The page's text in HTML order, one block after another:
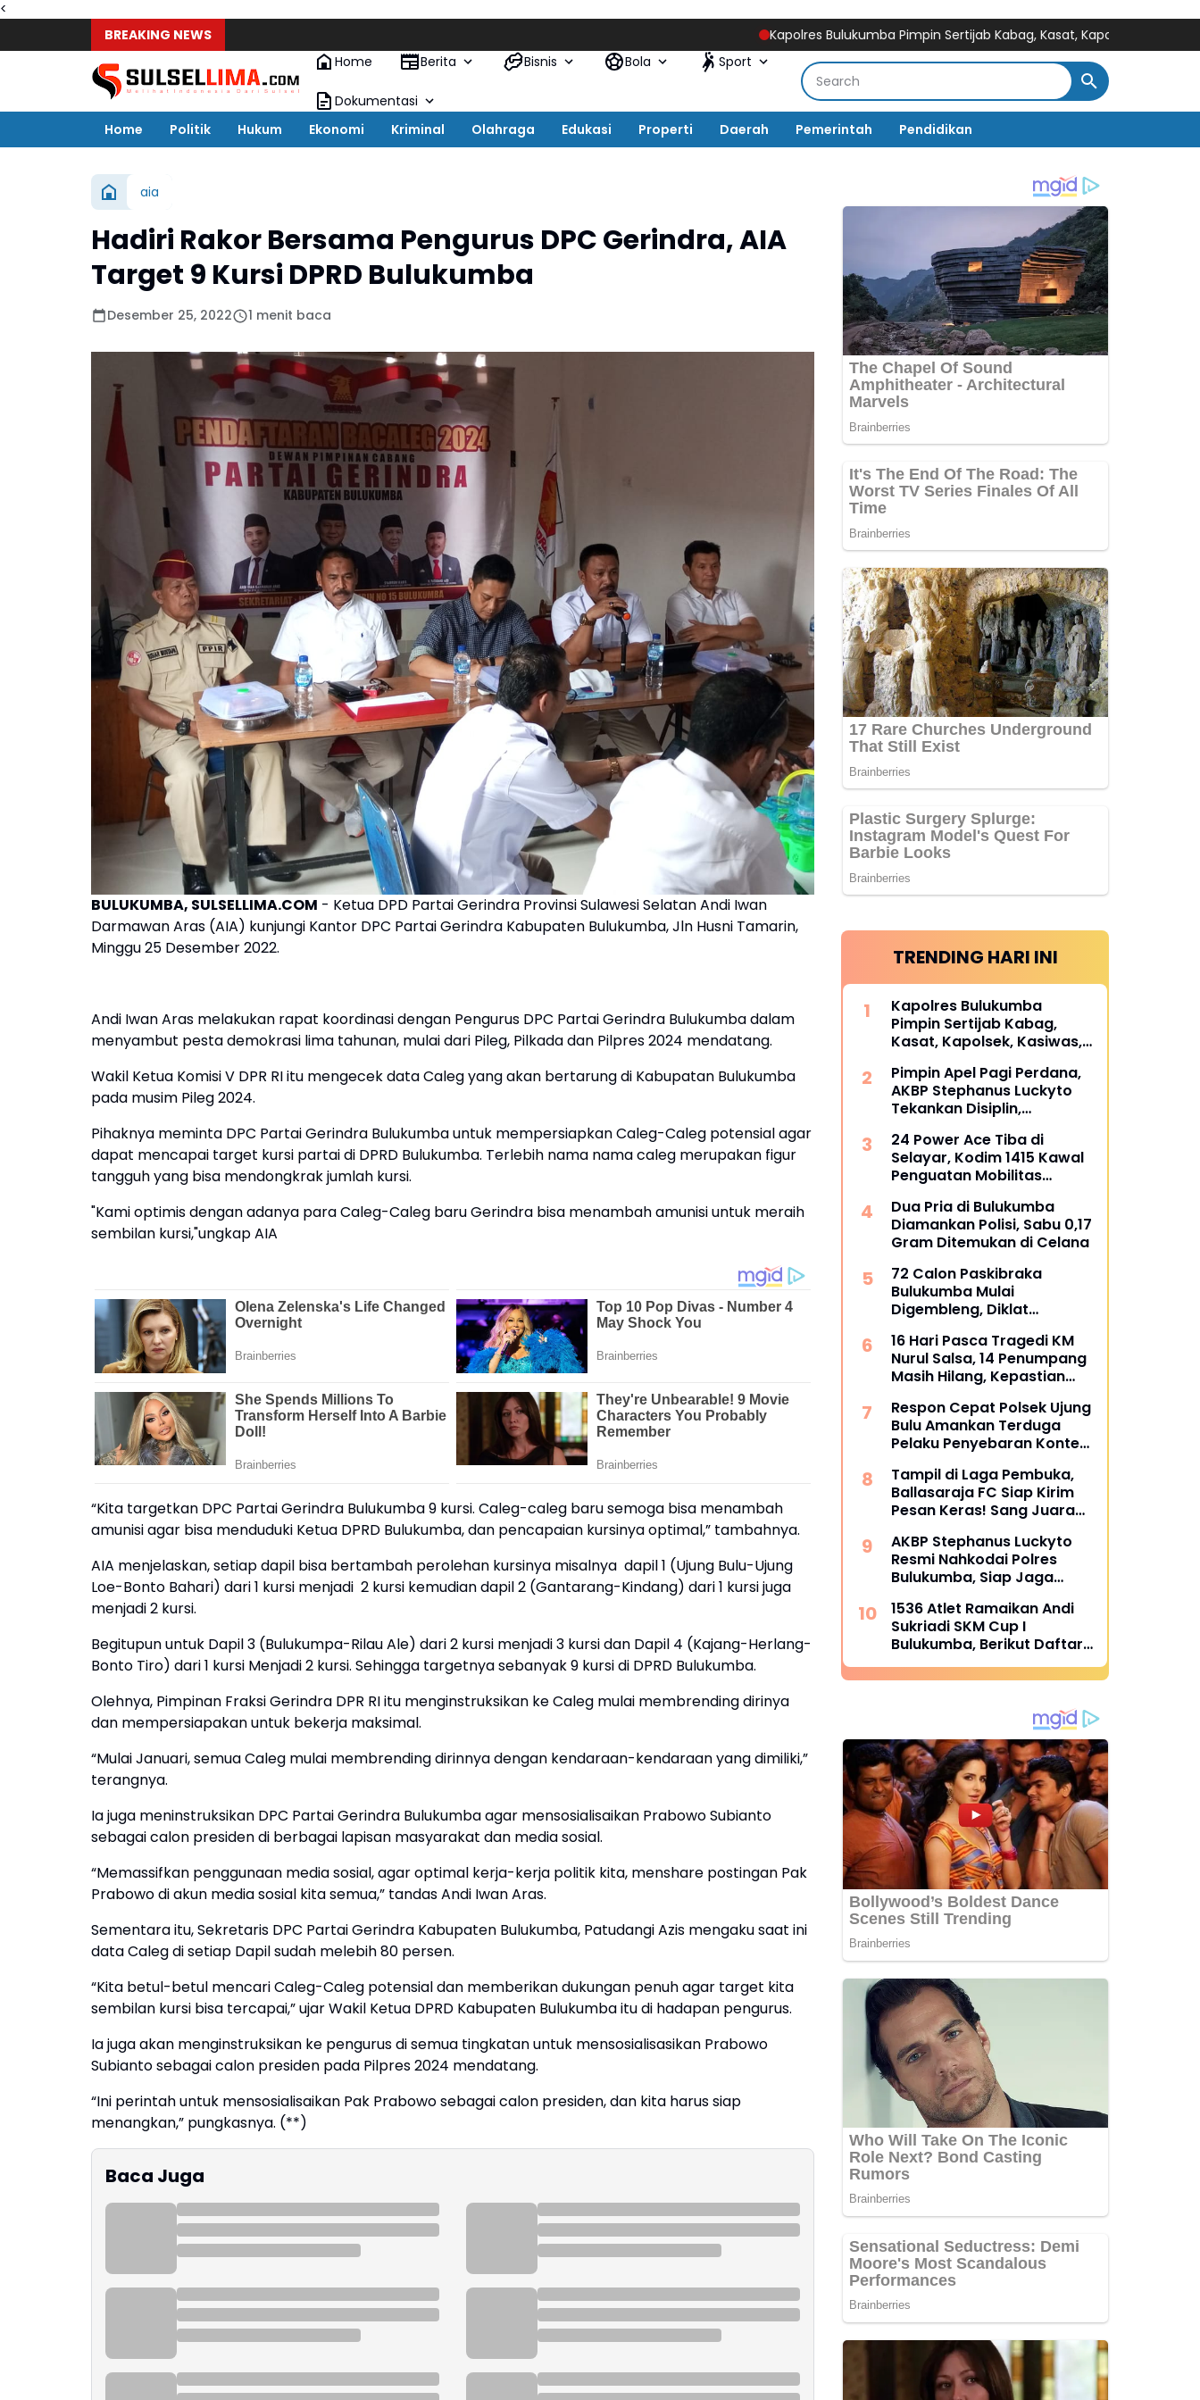
<
BREAKING NEWS
Kapolres Bulukumba Pimpin Sertijab Kabag, Kasat, Kapolsek, Kasiwas, dan
Home
Berita Bisnis Bola Sport
Dokumentasi
Home
Politik Hukum Ekonomi Kriminal Olahraga Edukasi Properti Daerah Pemerintah Pendidikan
aia
Hadiri Rakor Bersama Pengurus DPC Gerindra, AIA
Target 9 Kursi DPRD Bulukumba
Desember 25, 2022 1 menit baca
BULUKUMBA, SULSELLIMA.COM - Ketua DPD Partai Gerindra Provinsi Sulawesi Selatan Andi Iwan
Darmawan Aras (AIA) kunjungi Kantor DPC Partai Gerindra Kabupaten Bulukumba, Jln Husni Tamarin,
Minggu 25 Desember 2022.
Andi Iwan Aras melakukan rapat koordinasi dengan Pengurus DPC Partai Gerindra Bulukumba dalam
menyambut pesta demokrasi lima tahunan, mulai dari Pileg, Pilkada dan Pilpres 2024 mendatang.
Wakil Ketua Komisi V DPR RI itu mengecek data Caleg yang akan bertarung di Kabupatan Bulukumba
pada musim Pileg 2024.
Pihaknya meminta DPC Partai Gerindra Bulukumba untuk mempersiapkan Caleg-Caleg potensial agar
dapat mencapai target kursi partai di DPRD Bulukumba. Terlebih nama nama caleg merupakan figur
tangguh yang bisa mendongkrak jumlah kursi.
"Kami optimis dengan adanya para Caleg-Caleg baru Gerindra bisa menambah amunisi untuk meraih
sembilan kursi,"ungkap AIA
“Kita targetkan DPC Partai Gerindra Bulukumba 9 kursi. Caleg-caleg baru semoga bisa menambah
amunisi agar bisa menduduki Ketua DPRD Bulukumba, dan pencapaian kursinya optimal,” tambahnya.
AIA menjelaskan, setiap dapil bisa bertambah perolehan kursinya misalnya dapil 1 (Ujung Bulu-Ujung
Loe-Bonto Bahari) dari 1 kursi menjadi 2 kursi kemudian dapil 2 (Gantarang-Kindang) dari 1 kursi juga
menjadi 2 kursi.
Begitupun untuk Dapil 3 (Bulukumpa-Rilau Ale) dari 2 kursi menjadi 3 kursi dan Dapil 4 (Kajang-Herlang-
Bonto Tiro) dari 1 kursi Menjadi 2 kursi. Sehingga targetnya sebanyak 9 kursi di DPRD Bulukumba.
Olehnya, Pimpinan Fraksi Gerindra DPR RI itu menginstruksikan ke Caleg mulai membrending dirinya
dan mempersiapakan untuk bekerja maksimal.
“Mulai Januari, semua Caleg mulai membrending dirinnya dengan kendaraan-kendaraan yang dimiliki,”
terangnya.
Ia juga meninstruksikan DPC Partai Gerindra Bulukumba agar mensosialisaikan Prabowo Subianto
sebagai calon presiden di berbagai lapisan masyarakat dan media sosial.
“Memassifkan penggunaan media sosial, agar optimal kerja-kerja politik kita, menshare postingan Pak
Prabowo di akun media sosial kita semua,” tandas Andi Iwan Aras.
Sementara itu, Sekretaris DPC Partai Gerindra Kabupaten Bulukumba, Patudangi Azis mengaku saat ini
data Caleg di setiap Dapil sudah melebih 80 persen.
“Kita betul-betul mencari Caleg-Caleg potensial dan memberikan dukungan penuh agar target kita
sembilan kursi bisa tercapai,” ujar Wakil Ketua DPRD Kabupaten Bulukumba itu di hadapan pengurus.
Ia juga akan menginstruksikan ke pengurus di semua tingkatan untuk mensosialisasikan Prabowo
Subianto sebagai calon presiden pada Pilpres 2024 mendatang.
“Ini perintah untuk mensosialisaikan Pak Prabowo sebagai calon presiden, dan kita harus siap
menangkan,” pungkasnya. (**)
Baca Juga
TRENDING HARI INI
Kapolres Bulukumba
Pimpin Sertijab Kabag,
Kasat, Kapolsek, Kasiwas,
ini daftarnya
Pimpin Apel Pagi Perdana,
AKBP Stephanus Luckyto
Tekankan Disiplin,
terhadap Organisasi
24 Power Ace Tiba di
Selayar, Kodim 1415 Kawal
Penguatan Mobilitas
Dua Pria di Bulukumba
Diamankan Polisi, Sabu 0,17
Gram Ditemukan di Celana
72 Calon Paskibraka
Bulukumba Mulai
Digembleng, Diklat
16 Hari Pasca Tragedi KM
Nurul Salsa, 14 Penumpang
Masih Hilang, Kepastian
dipertanyakan
Respon Cepat Polsek Ujung
Bulu Amankan Terduga
Pelaku Penyebaran Konten
Tampil di Laga Pembuka,
Ballasaraja FC Siap Kirim
Pesan Keras! Sang Juara
Sempurna di Piala
Kemerdekaan Bulukumpa
2026
AKBP Stephanus Luckyto
Resmi Nahkodai Polres
Bulukumba, Siap Jaga
1536 Atlet Ramaikan Andi
Sukriadi SKM Cup I
Bulukumba, Berikut Daftar
Juara 1 hingga 64